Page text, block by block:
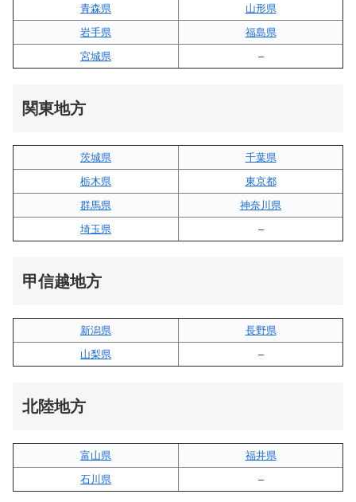
青森県
山形県
岩手県
福島県
宮城県
–
関東地方
茨城県
千葉県
栃木県
東京都
群馬県
神奈川県
埼玉県
–
甲信越地方
新潟県
長野県
山梨県
–
北陸地方
富山県
福井県
石川県
–